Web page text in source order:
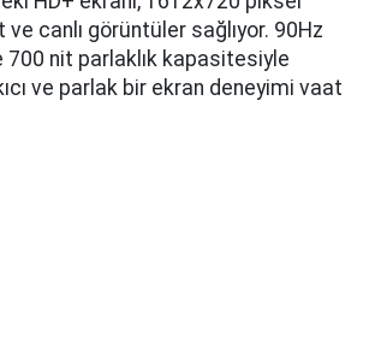
canlı görüntüler sağlıyor. 90Hz
700 nit parlaklık kapasitesiyle
ve parlak bir ekran deneyimi vaat